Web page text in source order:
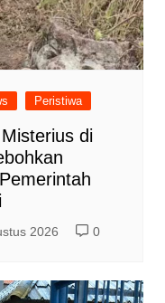
Peristiwa
di
2026 0